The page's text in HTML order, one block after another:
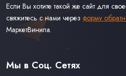
Если Вы хотите такой же сайт для
свяжитесь с нами через форму
МаркетВинила.
Связаться С Нами
Оферта
Мы в Соц. Сетях